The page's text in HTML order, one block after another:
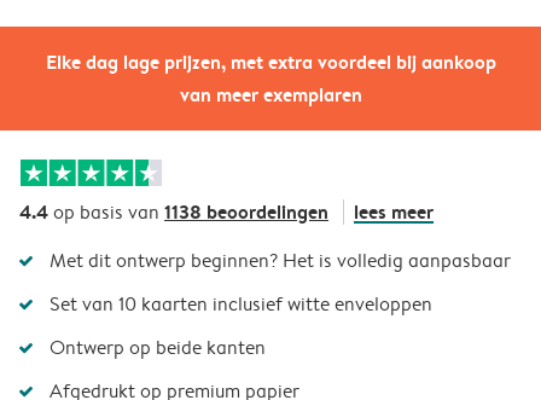
Elke dag lage prijzen, met extra voordeel bij aankoop
van meer exemplaren
4.4op basis van 1138 beoordelingen lees meer
Met dit ontwerp beginnen? Het is volledig aanpasbaar
Set van 10 kaarten inclusief witte enveloppen
Ontwerp op beide kanten
Afgedrukt op premium papier